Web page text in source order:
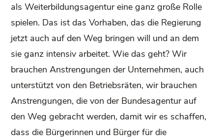
als Weiterbildungsagentur eine ganz große Rolle
spielen. Das ist das Vorhaben, das die Regierung
jetzt auch auf den Weg bringen will und an dem
sie ganz intensiv arbeitet. Wie das geht? Wir
brauchen Anstrengungen der Unternehmen, auch
unterstützt von den Betriebsräten, wir brauchen
Anstrengungen, die von der Bundesagentur auf
den Weg gebracht werden, damit wir es schaffen,
dass die Bürgerinnen und Bürger für die